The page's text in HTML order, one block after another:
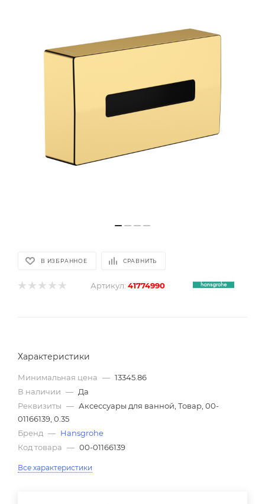
В ИЗБРАННОЕ СРАВНИТЬ
Артикул: 41774990
Характеристики
Минимальная цена — 13345.86
В наличии — Да
Реквизиты — Аксессуары для ванной, Товар, 00-
01166139, 0.35
Бренд — Hansgrohe
Код товара — 00-01166139
Все характеристики